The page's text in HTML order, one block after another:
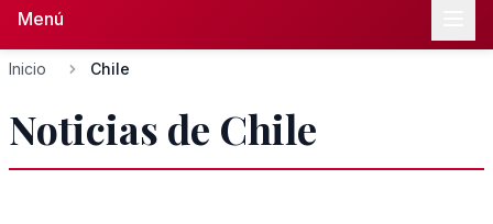
Menú
Inicio Chile
Noticias de Chile